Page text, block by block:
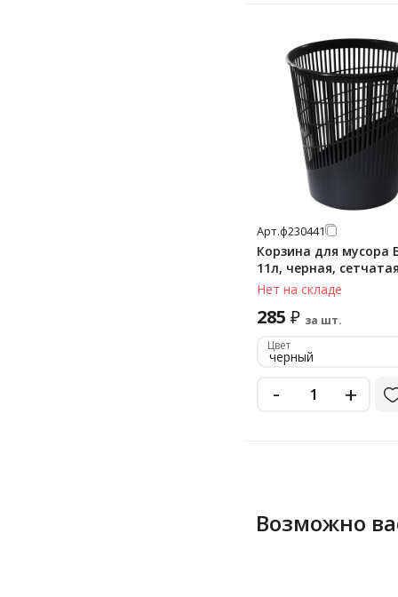
Арт.ф230441
Корзина для мусора
11л, черная,
Нет на складе
285 ₽ за шт.
Цвет
черный
- +
Возможно